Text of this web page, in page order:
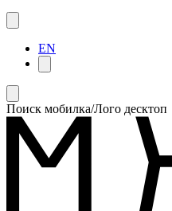
EN
Поиск мобилка/Лого десктоп